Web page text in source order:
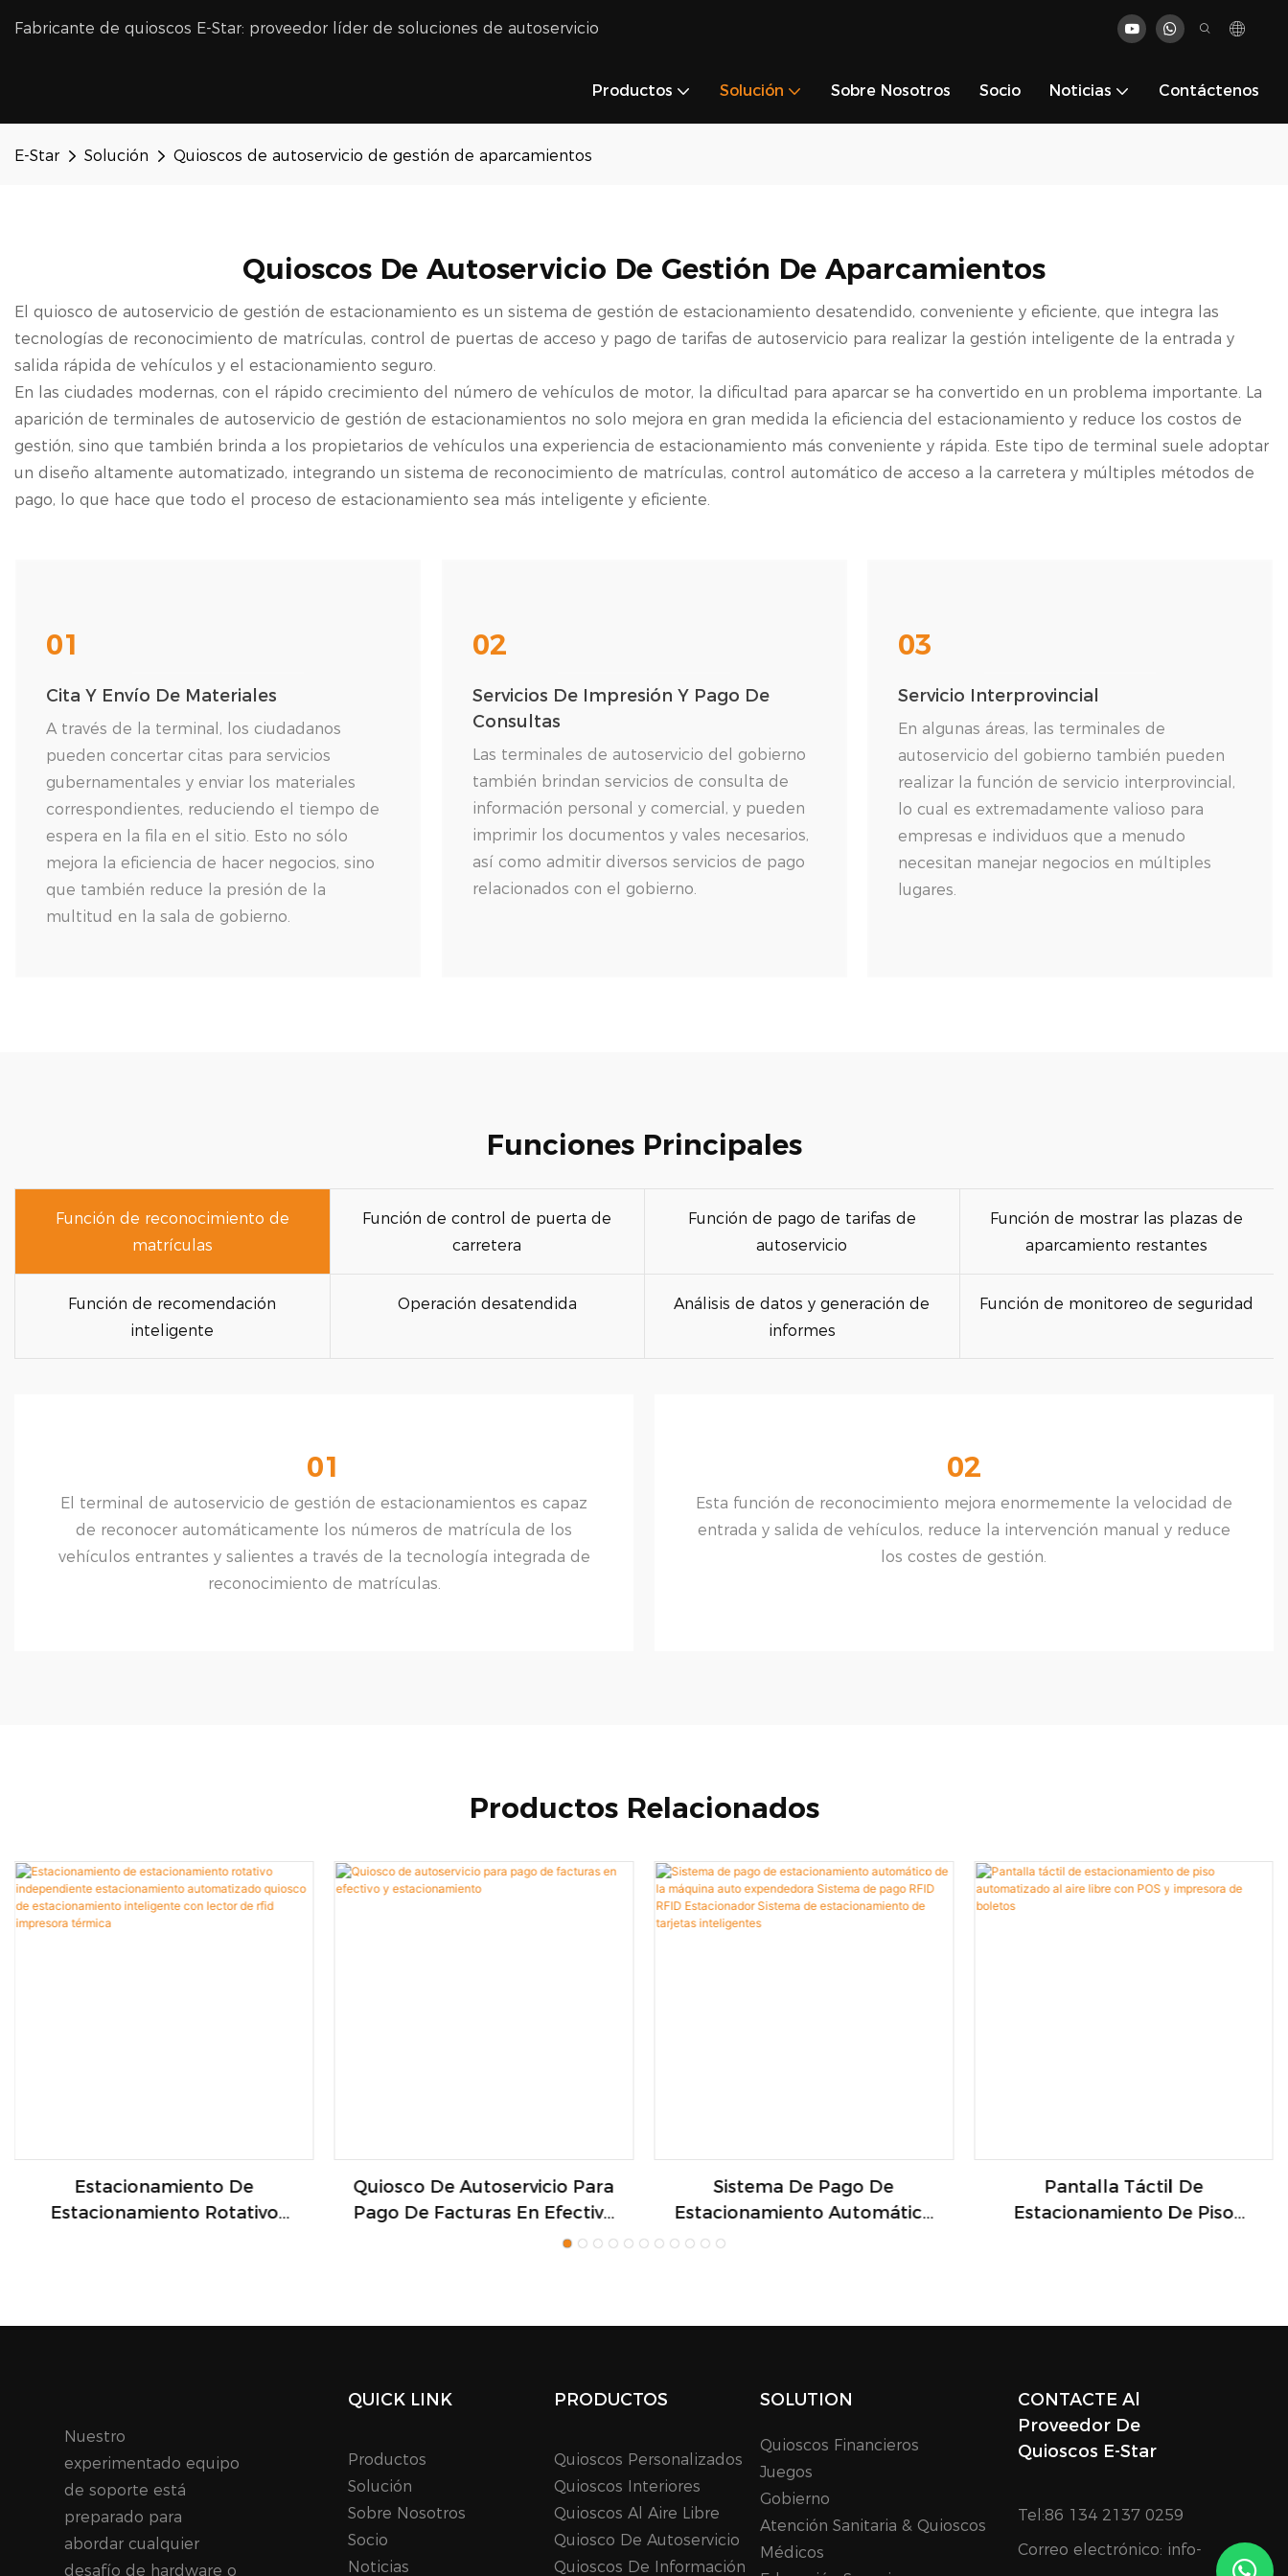
Fabricante de quioscos E-Star: proveedor líder de soluciones de autoservicio
Productos Solución Sobre Nosotros Socio Noticias Contáctenos
E-Star Solución Quioscos de autoservicio de gestión de aparcamientos
Quioscos De Autoservicio De Gestión De Aparcamientos
El quiosco de autoservicio de gestión de estacionamiento es un sistema de gestión de estacionamiento desatendido, conveniente y eficiente, que integra las
tecnologías de reconocimiento de matrículas, control de puertas de acceso y pago de tarifas de autoservicio para realizar la gestión inteligente de la entrada y
salida rápida de vehículos y el estacionamiento seguro.
En las ciudades modernas, con el rápido crecimiento del número de vehículos de motor, la dificultad para aparcar se ha convertido en un problema importante. La
aparición de terminales de autoservicio de gestión de estacionamientos no solo mejora en gran medida la eficiencia del estacionamiento y reduce los costos de
gestión, sino que también brinda a los propietarios de vehículos una experiencia de estacionamiento más conveniente y rápida. Este tipo de terminal suele adoptar
un diseño altamente automatizado, integrando un sistema de reconocimiento de matrículas, control automático de acceso a la carretera y múltiples métodos de
pago, lo que hace que todo el proceso de estacionamiento sea más inteligente y eficiente.
01
Cita Y Envío De Materiales
A través de la terminal, los ciudadanos
pueden concertar citas para servicios
gubernamentales y enviar los materiales
correspondientes, reduciendo el tiempo de
espera en la fila en el sitio. Esto no sólo
mejora la eficiencia de hacer negocios, sino
que también reduce la presión de la
multitud en la sala de gobierno.
02
Servicios De Impresión Y Pago De
Consultas
Las terminales de autoservicio del gobierno
también brindan servicios de consulta de
información personal y comercial, y pueden
imprimir los documentos y vales necesarios,
así como admitir diversos servicios de pago
relacionados con el gobierno.
03
Servicio Interprovincial
En algunas áreas, las terminales de
autoservicio del gobierno también pueden
realizar la función de servicio interprovincial,
lo cual es extremadamente valioso para
empresas e individuos que a menudo
necesitan manejar negocios en múltiples
lugares.
Funciones Principales
Función de reconocimiento de
matrículas
Función de control de puerta de
carretera
Función de pago de tarifas de
autoservicio
Función de mostrar las plazas de
aparcamiento restantes
Función de recomendación
inteligente
Operación desatendida
Análisis de datos y generación de
informes
Función de monitoreo de seguridad
01
El terminal de autoservicio de gestión de estacionamientos es capaz
de reconocer automáticamente los números de matrícula de los
vehículos entrantes y salientes a través de la tecnología integrada de
reconocimiento de matrículas.
02
Esta función de reconocimiento mejora enormemente la velocidad de
entrada y salida de vehículos, reduce la intervención manual y reduce
los costes de gestión.
Productos Relacionados
Estacionamiento De
Estacionamiento Rotativo
Quiosco De Autoservicio Para
Pago De Facturas En Efectivo
Y Estacionamiento
Sistema De Pago De
Estacionamiento Automático
De La Máquina Auto
Pantalla Táctil De
Estacionamiento De Piso
Nuestro
experimentado equipo
de soporte está
preparado para
abordar cualquier
desafío de hardware o
QUICK LINK
Productos
Solución
Sobre Nosotros
Socio
Noticias
PRODUCTOS
Quioscos Personalizados
Quioscos Interiores
Quioscos Al Aire Libre
Quiosco De Autoservicio
Quioscos De Información
SOLUTION
Quioscos Financieros
Juegos
Gobierno
Atención Sanitaria & Quioscos
Médicos
CONTACTE Al
Proveedor De
Quioscos E-Star
Tel:86 134 2137 0259
Correo electrónico: info-